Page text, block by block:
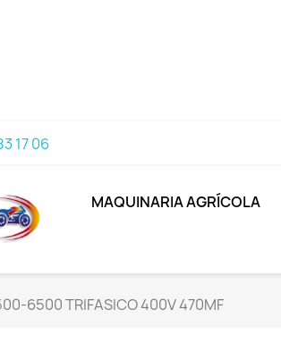
17 06
MAQUINARIA AGRÍCOLA
6500 TRIFASICO 400V 470MF